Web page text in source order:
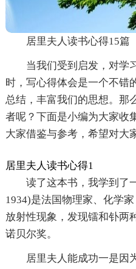
居里夫人读书心得15篇
当我们受到启发，对学
时，写心得体会是一个不错
总结，丰富我们的思想。那
者呢？下面是小编为大家收
大家借鉴与参考，希望对大
居里夫人读书心得1
读了这本书，我学到了
1934)是法国物理家、化学
放射性现象，发现镭和钋两
诺贝尔奖。
居里夫人能成功一是因